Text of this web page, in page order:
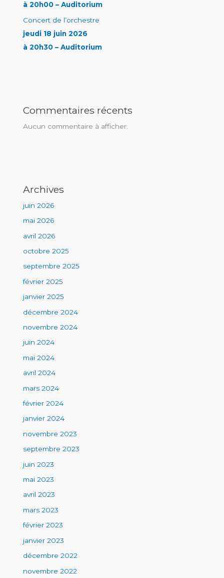
à 20h00 – Auditorium
Concert de l’orchestre
jeudi 18 juin 2026
à 20h30 – Auditorium
Commentaires récents
Aucun commentaire à afficher.
Archives
juin 2026
mai 2026
avril 2026
octobre 2025
septembre 2025
février 2025
janvier 2025
décembre 2024
novembre 2024
juin 2024
mai 2024
avril 2024
mars 2024
février 2024
janvier 2024
novembre 2023
septembre 2023
juin 2023
mai 2023
avril 2023
mars 2023
février 2023
janvier 2023
décembre 2022
novembre 2022